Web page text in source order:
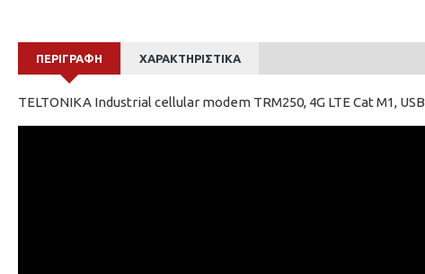
ΠΕΡΙΓΡΑΦΉ ΧΑΡΑΚΤΗΡΙΣΤΙΚΆ
TELTONIKA Industrial cellular modem TRM250, 4G LTE Cat M1, USB